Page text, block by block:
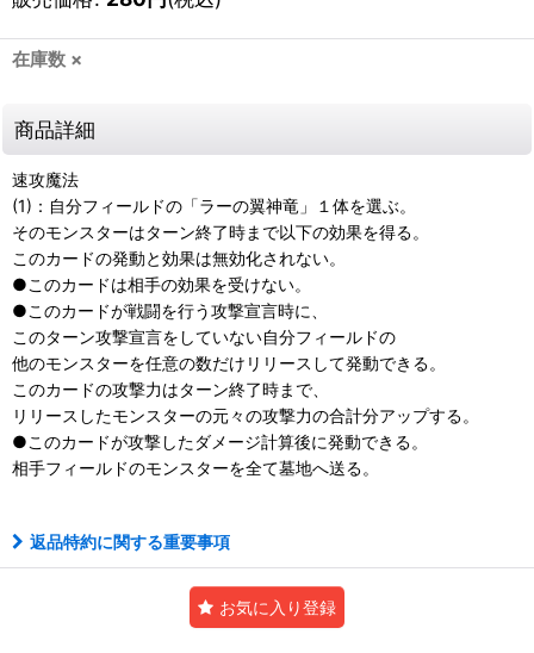
在庫数 ×
商品詳細
速攻魔法
(1)：自分フィールドの「ラーの翼神竜」１体を選ぶ。
そのモンスターはターン終了時まで以下の効果を得る。
このカードの発動と効果は無効化されない。
●このカードは相手の効果を受けない。
●このカードが戦闘を行う攻撃宣言時に、
このターン攻撃宣言をしていない自分フィールドの
他のモンスターを任意の数だけリリースして発動できる。
このカードの攻撃力はターン終了時まで、
リリースしたモンスターの元々の攻撃力の合計分アップする。
●このカードが攻撃したダメージ計算後に発動できる。
相手フィールドのモンスターを全て墓地へ送る。
返品特約に関する重要事項
お気に入り登録